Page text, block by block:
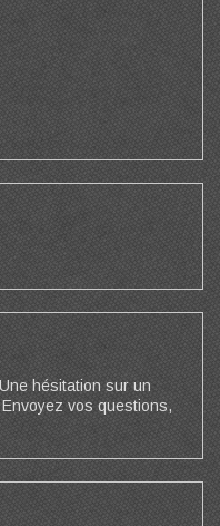
hésitation sur un
vos questions,